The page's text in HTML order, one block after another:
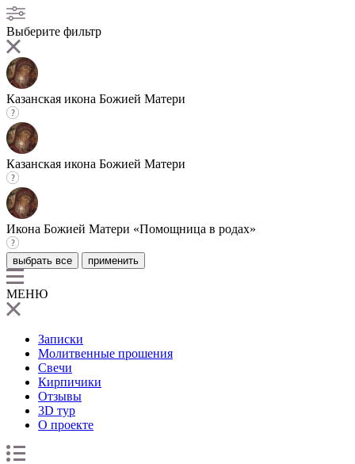
Выберите фильтр
Казанская икона Божией Матери
Казанская икона Божией Матери
Икона Божией Матери «Помощница в родах»
выбрать все применить
МЕНЮ
Записки
Молитвенные прошения
Свечи
Кирпичики
Отзывы
3D тур
О проекте